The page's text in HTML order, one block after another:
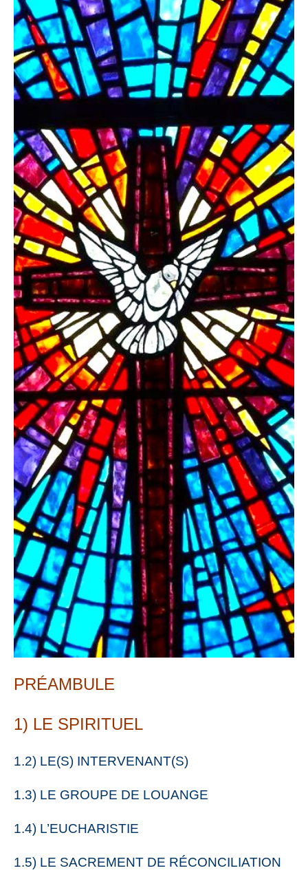
PRÉAMBULE
1) LE SPIRITUEL
1.2) LE(S) INTERVENANT(S)
1.3) LE GROUPE DE LOUANGE
1.4) L’EUCHARISTIE
1.5) LE SACREMENT DE RÉCONCILIATION